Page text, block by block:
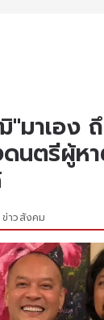
าเอง
นตรีผู้ห
ข่าวสังคม